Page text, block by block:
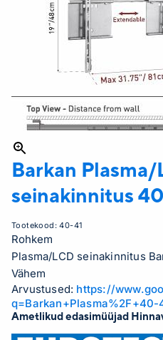
Barkan Plasma/
seinakinnitus
Tootekood:40-41
Rohkem
Plasma/LCD seinakinnitus
Vähem
Arvustused: https://
Ametlikud edasimüüjad